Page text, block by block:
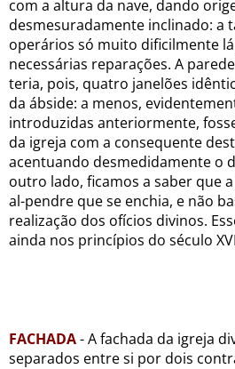
com a altura da nave, dando
desmesuradamente inclinado: a
operários só muito dificilmente
necessárias reparações. A
teria, pois, quatro janelões
da ábside: a menos,
introduzidas anteriormente,
da igreja com a consequente
acentuando desmedidamente o
outro lado, ficamos a saber que
al-pendre que se enchia, e não
realização dos ofícios divinos.
ainda nos princípios do século
FACHADA- A fachada da igreja
separados entre si por dois